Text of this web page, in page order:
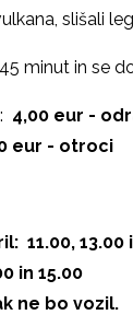
slišali
minut in se
4,00 eur -
otroci
11.00, 13.00
in 15.00
ne bo vozil.